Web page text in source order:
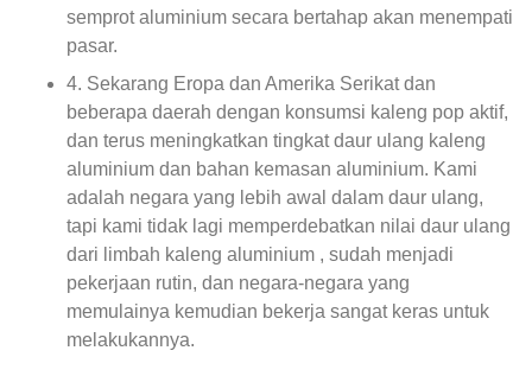
semprot aluminium secara bertahap akan menempati
pasar.
4. Sekarang Eropa dan Amerika Serikat dan
beberapa daerah dengan konsumsi kaleng pop aktif,
dan terus meningkatkan tingkat daur ulang kaleng
aluminium dan bahan kemasan aluminium. Kami
adalah negara yang lebih awal dalam daur ulang,
tapi kami tidak lagi memperdebatkan nilai daur ulang
dari limbah kaleng aluminium , sudah menjadi
pekerjaan rutin, dan negara-negara yang
memulainya kemudian bekerja sangat keras untuk
melakukannya.